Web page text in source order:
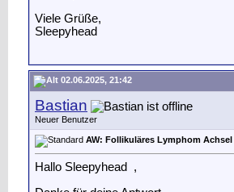
Viele Grüße,
Sleepyhead
02.06.2025, 21:42
Bastian
Neuer Benutzer
AW: Follikuläres Lymphom
Hallo Sleepyhead
,